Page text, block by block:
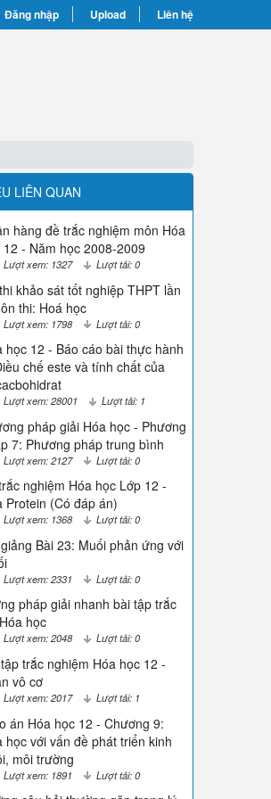
Đăng nhập Upload Liên hệ
LIÊN QUAN
hàng đề trắc nghiệm môn Hóa
12 - Năm học 2008-2009
Lượt xem: 1327 Lượt tải: 0
khảo sát tốt nghiệp THPT lần
thi: Hoá học
Lượt xem: 1798 Lượt tải: 0
học 12 - Báo cáo bài thực hành
chế este và tính chất của
Lượt xem: 28001 Lượt tải: 1
pháp giải Hóa học - Phương
7: Phương pháp trung bình
Lượt xem: 2127 Lượt tải: 0
nghiệm Hóa học Lớp 12 -
Protein (Có đáp án)
Lượt xem: 1368 Lượt tải: 0
Bài 23: Muối phản ứng với
Lượt xem: 2331 Lượt tải: 0
pháp giải nhanh bài tập trắc
học
Lượt xem: 2048 Lượt tải: 0
trắc nghiệm Hóa học 12 -
vô cơ
Lượt xem: 2017 Lượt tải: 1
án Hóa học 12 - Chương 9:
học với vấn đề phát triển kinh
môi trường
Lượt xem: 1891 Lượt tải: 0